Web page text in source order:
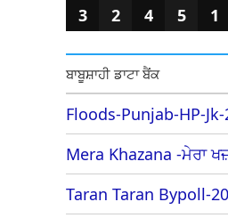
3 2 4 5 1
ਬਾਬੂਸ਼ਾਹੀ ਡਾਟਾ ਬੈਂਕ
Floods-Punjab-HP-
Mera Khazana -ਮੇਰਾ
Taran Taran Bypoll-